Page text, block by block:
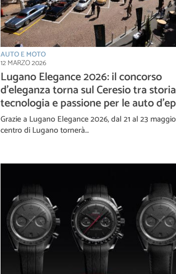
AUTO E MOTO
12 MARZO 2026
Lugano Elegance 2026: il concorso
d’eleganza torna sul Ceresio tra
tecnologia e passione per le auto
Grazie a Lugano Elegance 2026, dal 21 al 23
centro di Lugano tornerà…